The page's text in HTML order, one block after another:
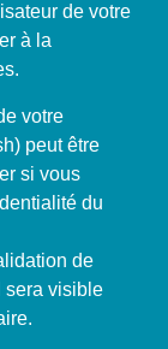
de votre
à la
votre
peut être
si vous
du
de
sera visible